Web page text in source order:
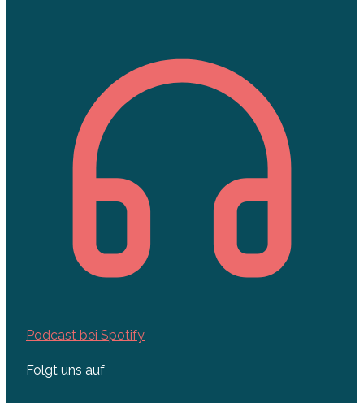
Podcast bei Spotify
Folgt uns auf